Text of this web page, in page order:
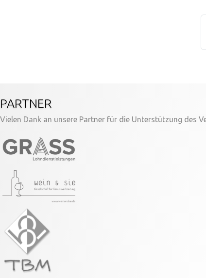
PARTNER
Vielen Dank an unsere Partner für die Unterstützung des